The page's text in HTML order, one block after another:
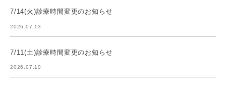
7/14(火)診療時間変更のお知らせ
2026.07.13
7/11(土)診療時間変更のお知らせ
2026.07.10